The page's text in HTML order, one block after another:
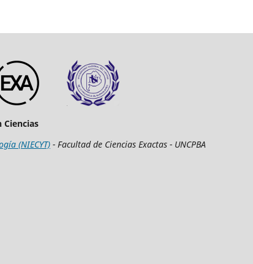
Ciencias
(NIECYT) - Facultad de Ciencias Exactas - UNCPBA